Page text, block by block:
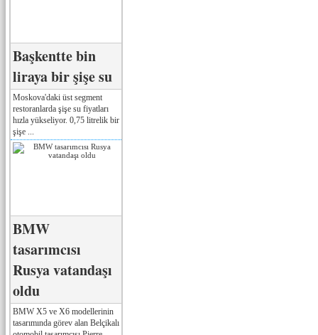
Başkentte bin
liraya bir şişe su
Moskova'daki üst segment
restoranlarda şişe su fiyatları
hızla yükseliyor. 0,75 litrelik bir
şişe ...
BMW
tasarımcısı
Rusya vatandaşı
oldu
BMW X5 ve X6 modellerinin
tasarımında görev alan Belçikalı